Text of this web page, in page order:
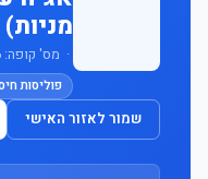
מניות)
· מס' קופה: 15316
פוליסות
שמור לאזור האישי